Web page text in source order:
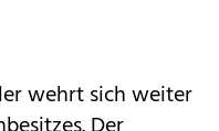
wehrt sich weiter